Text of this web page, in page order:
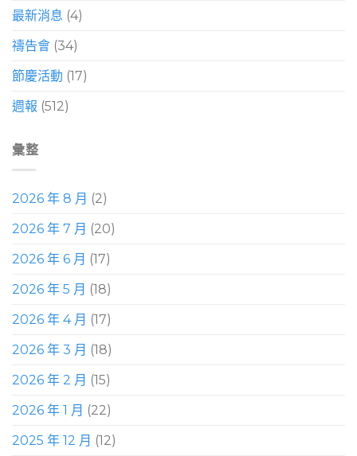
最新消息 (4)
禱告會 (34)
節慶活動 (17)
週報 (512)
彙整
2026 年 8 月 (2)
2026 年 7 月 (20)
2026 年 6 月 (17)
2026 年 5 月 (18)
2026 年 4 月 (17)
2026 年 3 月 (18)
2026 年 2 月 (15)
2026 年 1 月 (22)
2025 年 12 月 (12)